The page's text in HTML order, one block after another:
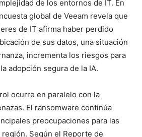
de los entornos de IT. En
global de Veeam revela que
de IT afirma haber perdido
de sus datos, una situación
incrementa los riesgos para
adopción segura de la IA.
ocurre en paralelo con la
El ransomware continúa
preocupaciones para las
Según el Reporte de